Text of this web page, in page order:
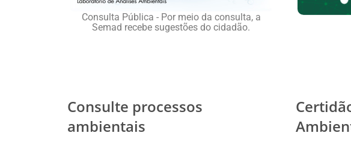
Consulta Pública - Por meio da consulta, a
Semad recebe sugestões do cidadão.
Consulte processos
ambientais